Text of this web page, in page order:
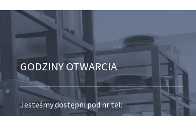
GODZINY OTWARCIA
Jesteśmy dostępni pod nr tel: